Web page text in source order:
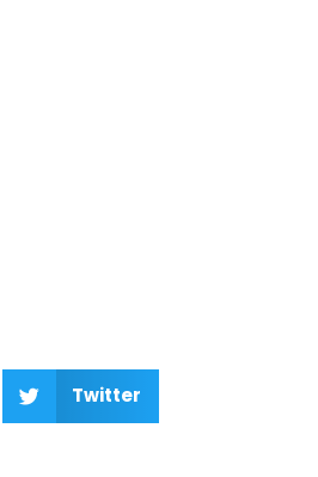
Twitter